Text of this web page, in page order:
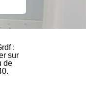
:
sur
de